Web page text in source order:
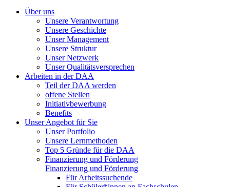
Über uns
Unsere Verantwortung
Unsere Geschichte
Unser Management
Unsere Struktur
Unser Netzwerk
Unser Qualitätsversprechen
Arbeiten in der DAA
Teil der DAA werden
offene Stellen
Initiativbewerbung
Benefits
Unser Angebot für Sie
Unser Portfolio
Unsere Lernmethoden
Top 5 Gründe für die DAA
Finanzierung und Förderung
Finanzierung und Förderung
Für Arbeitssuchende